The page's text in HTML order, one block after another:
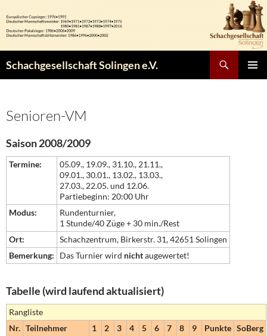
Inhalt
springen
Schachgesellschaft Solingen e.V.
Senioren-VM
Saison 2008/2009
Termine:
05.09., 19.09., 31.10., 21.11.,
09.01., 30.01., 13.02., 13.03.,
27.03., 22.05. und 12.06.
Partiebeginn: 20:00 Uhr
Modus:
Rundenturnier,
1 Stunde/40 Züge + 30 min./Rest
Ort:
Schachzentrum, Birkerstr. 31, 42651 Solingen
Bemerkung:
Das Turnier wird nichtaugewertet!
Tabelle (wird laufend aktualisiert)
Rangliste
Nr. Teilnehmer 1 2 3 4 5 6 7 8 9 Punkte SoBerg